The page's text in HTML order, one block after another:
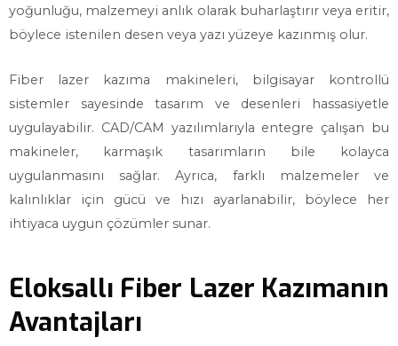
yoğunluğu, malzemeyi anlık olarak buharlaştırır veya eritir,
böylece istenilen desen veya yazı yüzeye kazınmış olur.
Fiber lazer kazıma makineleri, bilgisayar kontrollü
sistemler sayesinde tasarım ve desenleri hassasiyetle
uygulayabilir. CAD/CAM yazılımlarıyla entegre çalışan bu
makineler, karmaşık tasarımların bile kolayca
uygulanmasını sağlar. Ayrıca, farklı malzemeler ve
kalınlıklar için gücü ve hızı ayarlanabilir, böylece her
ihtiyaca uygun çözümler sunar.
Eloksallı Fiber Lazer Kazımanın
Avantajları